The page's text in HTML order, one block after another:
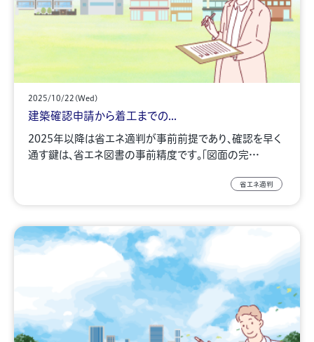
2025/10/22(Wed)
建築確認申請から着工までの...
2025年以降は省エネ適判が事前前提であり、確認を早く
通す鍵は、省エネ図書の事前精度です。「図面の完…
省エネ適判